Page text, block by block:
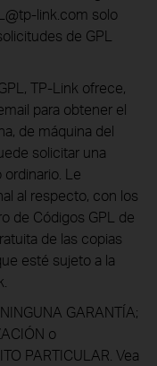
link.com solo
de GPL
TP-Link ofrece,
para obtener el
de máquina del
solicitar una
Le
al respecto, con los
de Códigos GPL de
de las copias
esté sujeto a la
GARANTÍA;
o
PARTICULAR. Vea